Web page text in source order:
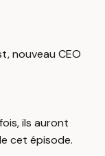
nouveau CEO
ils auront
cet épisode.